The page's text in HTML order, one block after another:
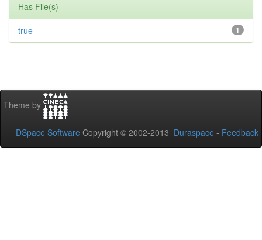
Has File(s)
1
true
Theme by
DSpace Software Copyright © 2002-2013 Duraspace - Feedback